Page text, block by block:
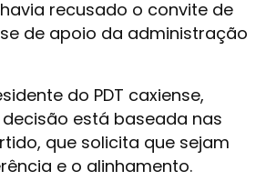
havia recusado o convite de
de apoio da administração
do PDT caxiense,
decisão está baseada nas
que solicita que sejam
e o alinhamento.